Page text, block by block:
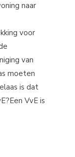
naar
voor
van
moeten
is dat
VvE is